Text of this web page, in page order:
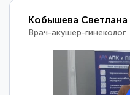
Кобышева
Врач-акушер-гинеколог